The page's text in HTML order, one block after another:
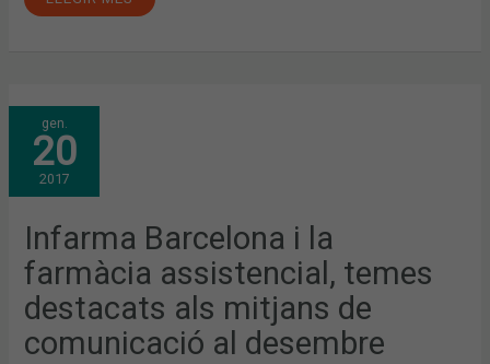
gen.
20
2017
Infarma Barcelona i la
farmàcia assistencial, temes
destacats als mitjans de
comunicació al desembre
INFARMA
BARCELONA
I
LA
FARMÀCIA
ASSISTENCIAL,
TEMES
ALS
MITJANS
DE
COMUNICACIÓ
AL
DESEMBRE